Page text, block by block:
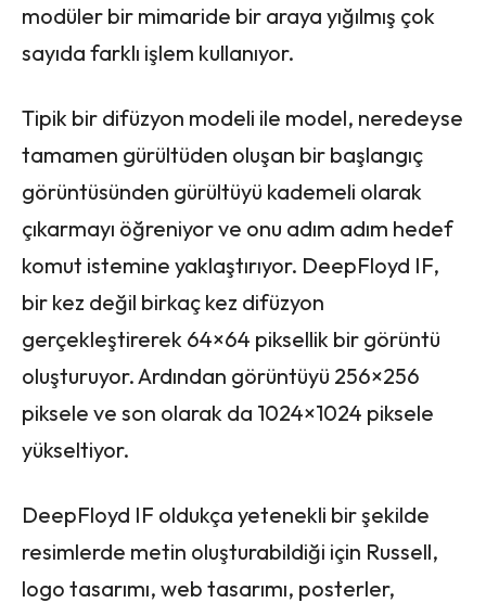
modüler bir mimaride bir araya yığılmış çok
sayıda farklı işlem kullanıyor.
Tipik bir difüzyon modeli ile model, neredeyse
tamamen gürültüden oluşan bir başlangıç ​​
görüntüsünden gürültüyü kademeli olarak
çıkarmayı öğreniyor ve onu adım adım hedef
komut istemine yaklaştırıyor. DeepFloyd IF,
bir kez değil birkaç kez difüzyon
gerçekleştirerek 64×64 piksellik bir görüntü
oluşturuyor. Ardından görüntüyü 256×256
piksele ve son olarak da 1024×1024 piksele
yükseltiyor.
DeepFloyd IF oldukça yetenekli bir şekilde
resimlerde metin oluşturabildiği için Russell,
logo tasarımı, web tasarımı, posterler,